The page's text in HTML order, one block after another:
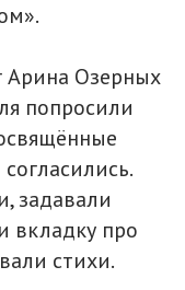
Арина Озерных
попросили
задавали
вкладку про
стихи.